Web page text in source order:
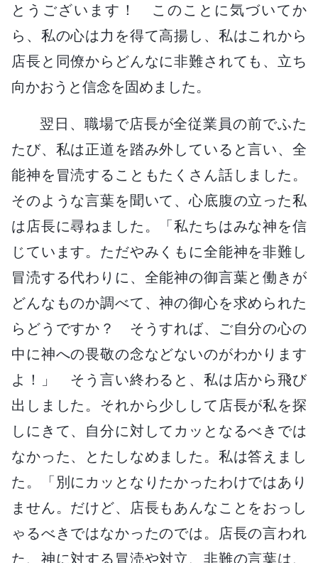
とうございます！ このことに気づいてか
ら、私の心は力を得て高揚し、私はこれから
店長と同僚からどんなに非難されても、立ち
向かおうと信念を固めました。
翌日、職場で店長が全従業員の前でふた
たび、私は正道を踏み外していると言い、全
能神を冒涜することもたくさん話しました。
そのような言葉を聞いて、心底腹の立った私
は店長に尋ねました。「私たちはみな神を信
じています。ただやみくもに全能神を非難し
冒涜する代わりに、全能神の御言葉と働きが
どんなものか調べて、神の御心を求められた
らどうですか？ そうすれば、ご自分の心の
中に神への畏敬の念などないのがわかります
よ！」 そう言い終わると、私は店から飛び
出しました。それから少しして店長が私を探
しにきて、自分に対してカッとなるべきでは
なかった、とたしなめました。私は答えまし
た。「別にカッとなりたかったわけではあり
ません。だけど、店長もあんなことをおっし
ゃるべきではなかったのでは。店長の言われ
た、神に対する冒涜や対立、非難の言葉は、